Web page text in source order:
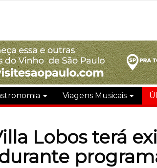
Viagens Musicais
Lobos terá